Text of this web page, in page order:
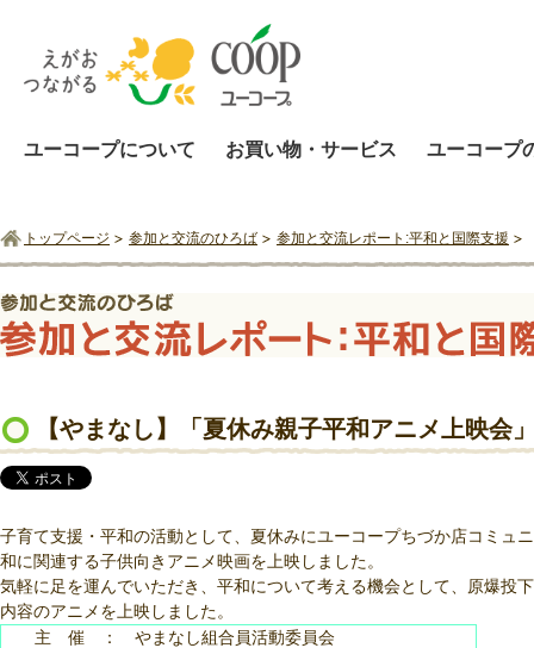
ユーコープについて お買い物・サービス ユーコープ
トップページ 参加と交流のひろば 参加と交流レポート:平和と国際支援
【やまなし】「夏休み親子平和アニメ上映会
子育て支援・平和の活動として、夏休みにユーコープちづか店コミュ
和に関連する子供向きアニメ映画を上映しました。
気軽に足を運んでいただき、平和について考える機会として、原爆投
内容のアニメを上映しました。
主 催 ： やまなし組合員活動委員会